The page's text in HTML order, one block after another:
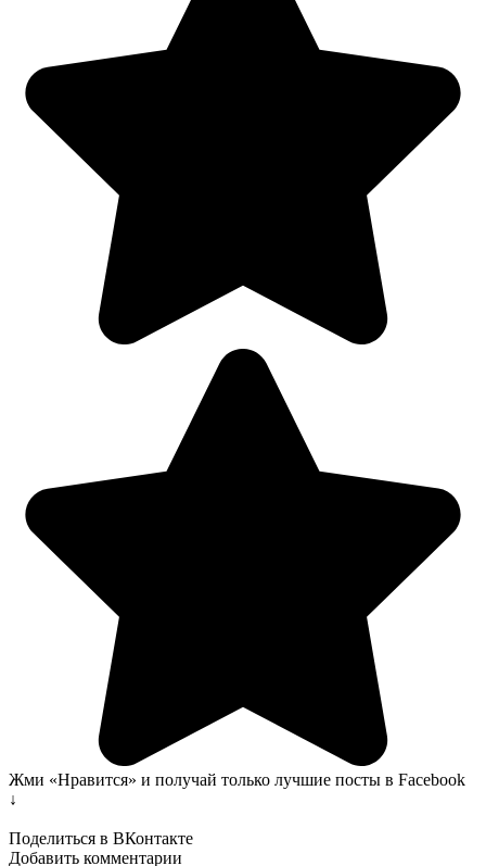
Жми «Нравится» и получай только лучшие посты в Facebook
↓
Поделиться в ВКонтакте
Добавить комментарии